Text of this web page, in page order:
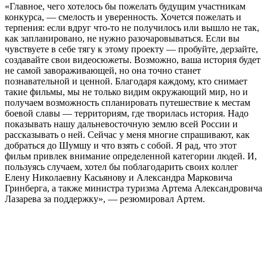
«Главное, чего хотелось бы пожелать будущим участникам
конкурса, — смелость и уверенность. Хочется пожелать и
терпения: если вдруг что-то не получилось или вышло не так,
как запланировано, не нужно разочаровываться. Если вы
чувствуете в себе тягу к этому проекту — пробуйте, дерзайте,
создавайте свои видеосюжеты. Возможно, ваша история будет
не самой завораживающей, но она точно станет
познавательной и ценной. Благодаря каждому, кто снимает
такие фильмы, мы не только видим окружающий мир, но и
получаем возможность спланировать путешествие к местам
боевой славы — территориям, где творилась история. Надо
показывать нашу дальневосточную землю всей России и
рассказывать о ней. Сейчас у меня многие спрашивают, как
добраться до Шумшу и что взять с собой. Я рад, что этот
фильм привлек внимание определенной категории людей. И,
пользуясь случаем, хотел бы поблагодарить своих коллег
Елену Николаевну Касьянову и Александра Марковича
Гринберга, а также министра туризма Артема Александровича
Лазарева за поддержку», — резюмировал Артем.